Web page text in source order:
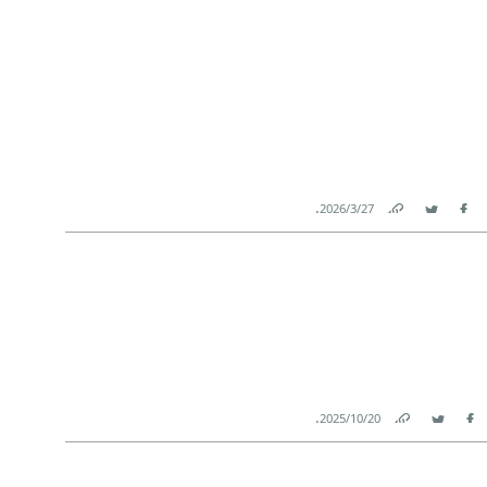
Facebook
Twitter
Link
27‏/3‏/2026
.
Facebook
Twitter
Link
20‏/10‏/2025
.